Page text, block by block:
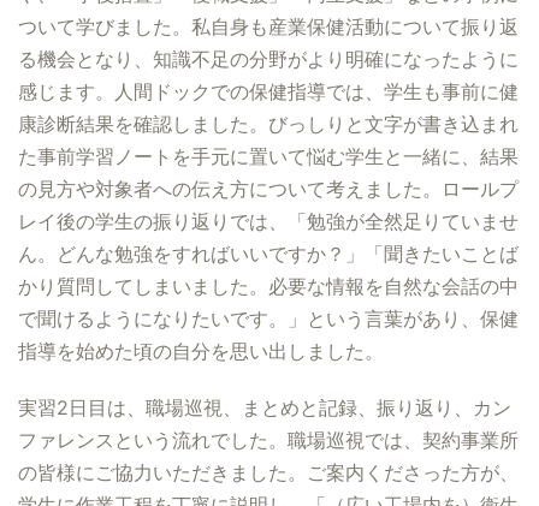
ついて学びました。私自身も産業保健活動について振り返
る機会となり、知識不足の分野がより明確になったように
感じます。人間ドックでの保健指導では、学生も事前に健
康診断結果を確認しました。びっしりと文字が書き込まれ
た事前学習ノートを手元に置いて悩む学生と一緒に、結果
の見方や対象者への伝え方について考えました。ロールプ
レイ後の学生の振り返りでは、「勉強が全然足りていませ
ん。どんな勉強をすればいいですか？」「聞きたいことば
かり質問してしまいました。必要な情報を自然な会話の中
で聞けるようになりたいです。」という言葉があり、保健
指導を始めた頃の自分を思い出しました。
実習2日目は、職場巡視、まとめと記録、振り返り、カン
ファレンスという流れでした。職場巡視では、契約事業所
の皆様にご協力いただきました。ご案内くださった方が、